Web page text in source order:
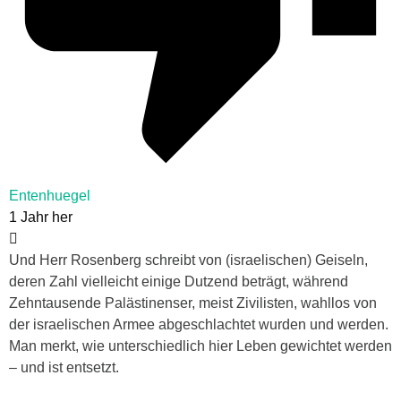
Entenhuegel
1 Jahr her
Und Herr Rosenberg schreibt von (israelischen) Geiseln,
deren Zahl vielleicht einige Dutzend beträgt, während
Zehntausende Palästinenser, meist Zivilisten, wahllos von
der israelischen Armee abgeschlachtet wurden und werden.
Man merkt, wie unterschiedlich hier Leben gewichtet werden
– und ist entsetzt.